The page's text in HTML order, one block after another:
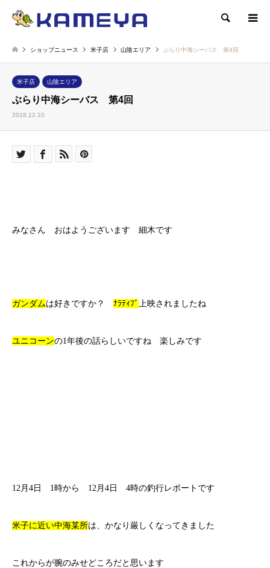
検索
ショップニュース 米子店 山陰エリア ぶらり中海シーバス 第4回
米子店 山陰エリア
ぶらり中海シーバス 第4回
2018.12.10
みなさん おはようございます 細木です
ガンダムは好きですか？ ﾅﾗﾃｨﾌﾞ 上映されましたね
ユニコーンの1年後の話らしいですね 楽しみです
12月4日 1時から 12月4日 4時の釣行レポートです
米子に近い中海某所は、かなり厳しくなってきました
これからが腕のみせどころだと思います